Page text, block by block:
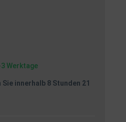
Werktage
innerhalb 8 Stunden 21